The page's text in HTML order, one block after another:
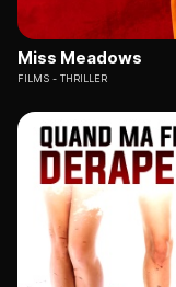
Miss Meadows
FILMS THRILLER